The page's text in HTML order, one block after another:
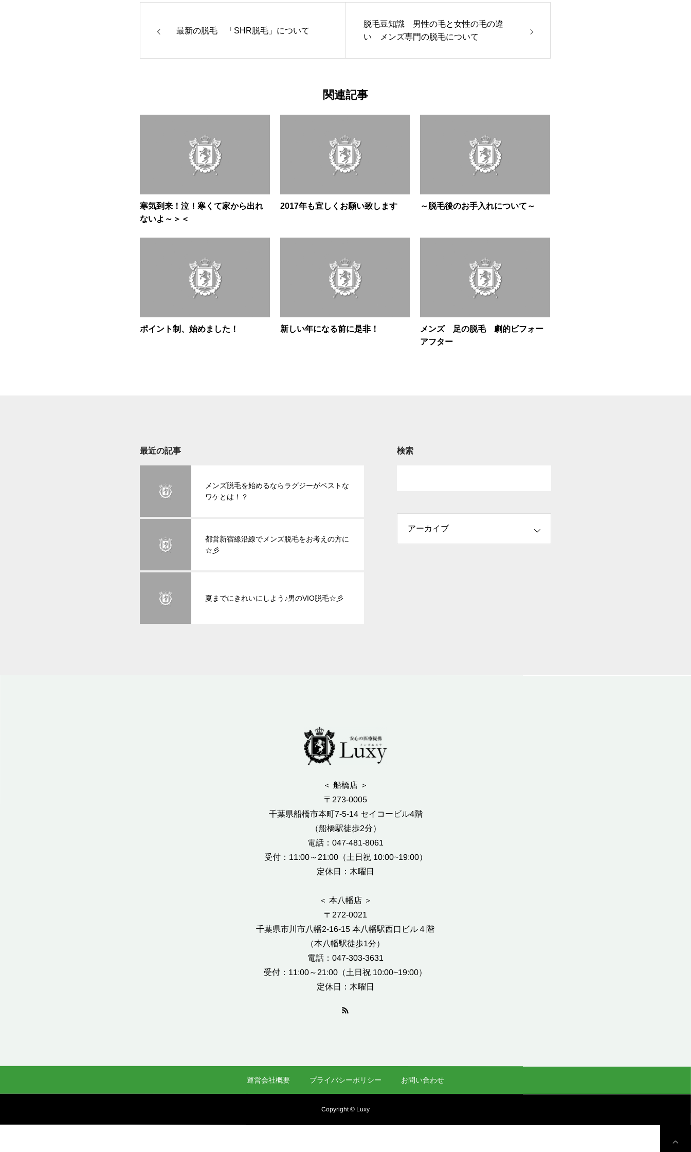
最新の脱毛 「SHR脱毛」について
脱毛豆知識 男性の毛と女性の毛の違
い メンズ専門の脱毛について
関連記事
寒気到来！泣！寒くて家から出れ
ないよ～＞＜
2017年も宜しくお願い致します ～脱毛後のお手入れについて～
ポイント制、始めました！ 新しい年になる前に是非！
メンズ 足の脱毛 劇的ビフォー
アフター
最近の記事
メンズ脱毛を始めるならラグジーがベストな
ワケとは！？
都営新宿線沿線でメンズ脱毛をお考えの方に
☆彡
夏までにきれいにしよう♪男のVIO脱毛☆彡
検索
＜ 船橋店 ＞
〒273-0005
千葉県船橋市本町7-5-14 セイコービル4階
（船橋駅徒歩2分）
電話：047-481-8061
受付：11:00～21:00（土日祝 10:00~19:00）
定休日：木曜日
＜ 本八幡店 ＞
〒272-0021
千葉県市川市八幡2-16-15 本八幡駅西口ビル４階
（本八幡駅徒歩1分）
電話：047-303-3631
受付：11:00～21:00（土日祝 10:00~19:00）
定休日：木曜日
運営会社概要 プライバシーポリシー お問い合わせ
Copyright © Luxy